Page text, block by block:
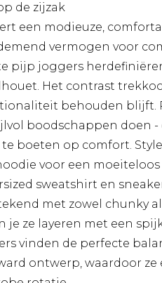
de zijzak
een modieuze,
vermogen voor
pijp joggers
Het contrast
behouden blijft.
boodschappen doen -
boeten op comfort.
voor een
sweatshirt en
met zowel chunky
je ze layeren met een
vinden de perfecte
ontwerp, waardoor